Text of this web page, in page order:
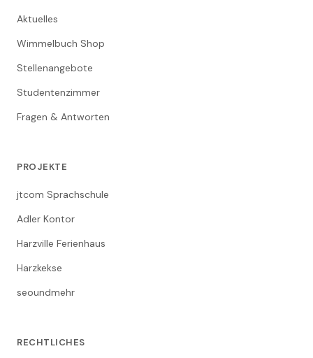
Aktuelles
Wimmelbuch Shop
Stellenangebote
Studentenzimmer
Fragen & Antworten
PROJEKTE
jtcom Sprachschule
Adler Kontor
Harzville Ferienhaus
Harzkekse
seoundmehr
RECHTLICHES